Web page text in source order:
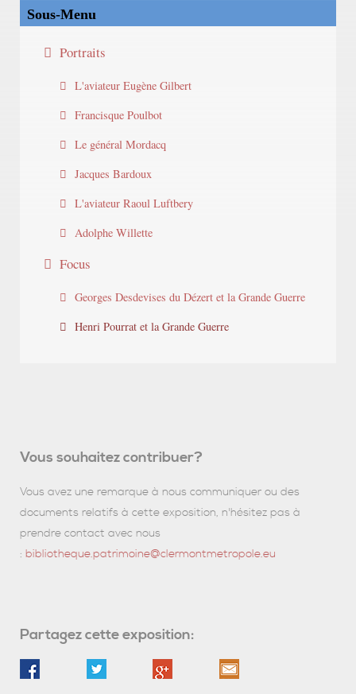
Sous-Menu
Portraits
L'aviateur Eugène Gilbert
Francisque Poulbot
Le général Mordacq
Jacques Bardoux
L'aviateur Raoul Luftbery
Adolphe Willette
Focus
Georges Desdevises du Dézert et la Grande Guerre
Henri Pourrat et la Grande Guerre
Vous souhaitez contribuer?
Vous avez une remarque à nous communiquer ou des
documents relatifs à cette exposition, n'hésitez pas à
prendre contact avec nous
: bibliotheque.patrimoine@clermontmetropole.eu
Partagez cette exposition: